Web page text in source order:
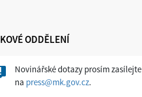
ODDĚLENÍ
Novinářské dotazy prosím zasílejte
na press@mk.gov.cz.